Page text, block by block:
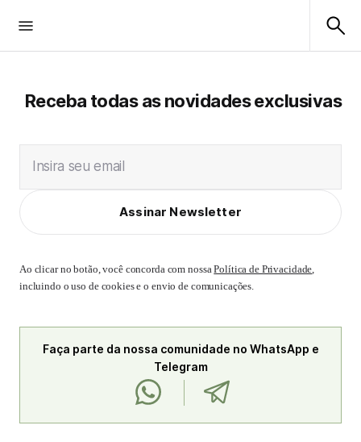
Receba todas as novidades exclusivas
Insira seu email
Assinar Newsletter
Ao clicar no botão, você concorda com nossaPolítica de Privacidade,
incluindo o uso de cookies e o envio de comunicações.
Faça parte da nossa comunidade no WhatsApp e
Telegram